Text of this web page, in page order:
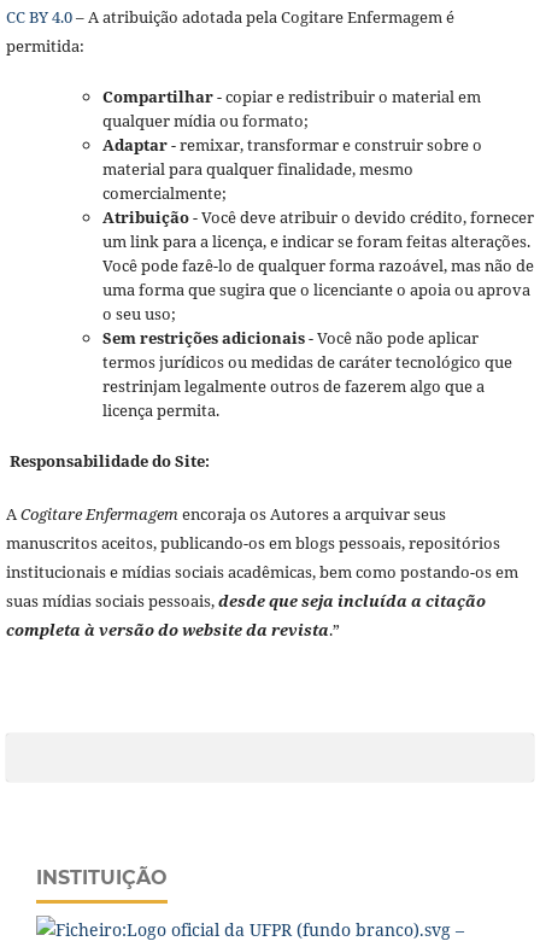
CC BY 4.0– A atribuição adotada pela Cogitare Enfermagem é
permitida:
Compartilhar- copiar e redistribuir o material em
qualquer mídia ou formato;
Adaptar- remixar, transformar e construir sobre o
material para qualquer finalidade, mesmo
comercialmente;
Atribuição- Você deve atribuir o devido crédito, fornecer
um link para a licença, e indicar se foram feitas alterações.
Você pode fazê-lo de qualquer forma razoável, mas não de
uma forma que sugira que o licenciante o apoia ou aprova
o seu uso;
Sem restrições adicionais- Você não pode aplicar
termos jurídicos ou medidas de caráter tecnológico que
restrinjam legalmente outros de fazerem algo que a
licença permita.
Responsabilidade do Site:
ACogitare Enfermagemencoraja os Autores a arquivar seus
manuscritos aceitos, publicando-os em blogs pessoais, repositórios
institucionais e mídias sociais acadêmicas, bem como postando-os em
suas mídias sociais pessoais,desde que seja incluída a citação
completa à versão do website da revista.”
INSTITUIÇÃO